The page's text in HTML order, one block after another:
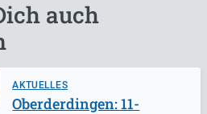
auch
AKTUELLES
Oberderdingen: 11-